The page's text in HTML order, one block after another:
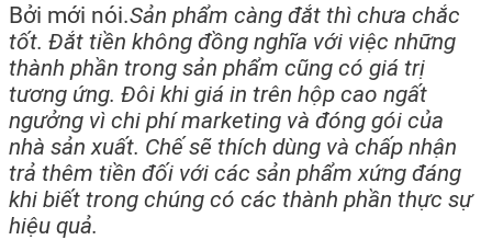
Bởi mới nói.Sản phẩm càng đắt thì chưa chắc
tốt. Đắt tiền không đồng nghĩa với việc những
thành phần trong sản phẩm cũng có giá trị
tương ứng. Đôi khi giá in trên hộp cao ngất
ngưởng vì chi phí marketing và đóng gói của
nhà sản xuất. Chế sẽ thích dùng và chấp nhận
trả thêm tiền đối với các sản phẩm xứng đáng
khi biết trong chúng có các thành phần thực sự
hiệu quả.